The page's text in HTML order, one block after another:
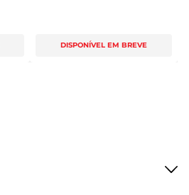
DISPONÍVEL EM BREVE